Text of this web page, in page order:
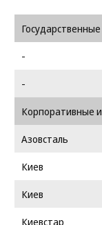
-
-
Корпоративные
Азовсталь
Киев
Киев
Киевстар